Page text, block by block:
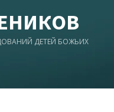
ДЕТЕЙ БОЖЬИХ